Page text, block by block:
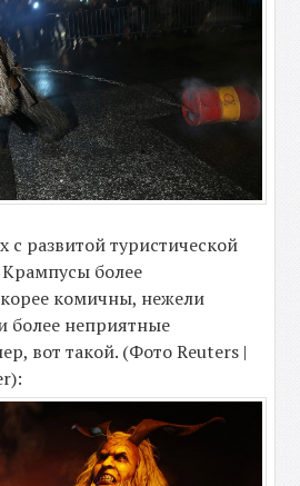
с развитой туристической
более
комичны, нежели
более неприятные
вот такой. (Фото Reuters |